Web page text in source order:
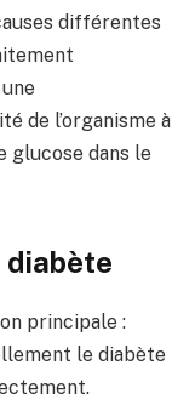
différentes
de l’organisme à
glucose dans le
diabète
principale :
le diabète